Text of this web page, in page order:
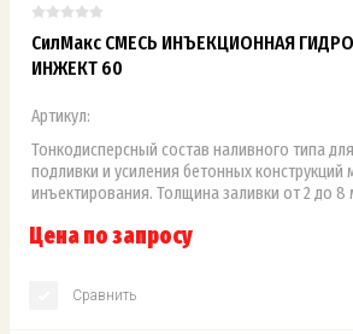
СилМакс СМЕСЬ ИНЪЕКЦИОННАЯ
ИНЖЕКТ 60
Артикул:
Тонкодисперсный состав наливного типа
подливки и усиления бетонных конструкций
инъектирования. Толщина заливки от 2 до 8
Цена по запросу
Сравнить